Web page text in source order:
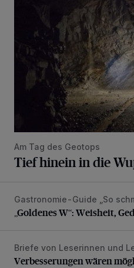
Am Tag des Geotops
Tief hinein in die
„Goldenes W“: Weisheit,
Gastronomie-Guide „So
„Goldenes W“: Weisheit,
Verbesserungen wären
Briefe von Leserinnen und
Verbesserungen wären